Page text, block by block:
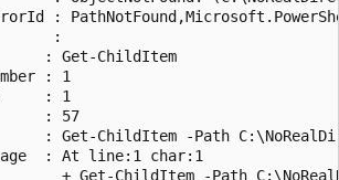
:
:
: Get-ChildItem
: 1
: 1
: 57
: Get-ChildItem -Path
: At line:1 char:1
+ Get-ChildItem -Path